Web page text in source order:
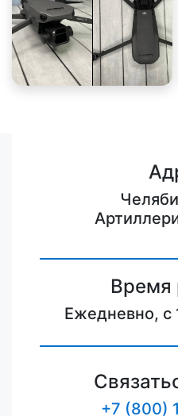
Время
Ежедневно, с
+7 (800)